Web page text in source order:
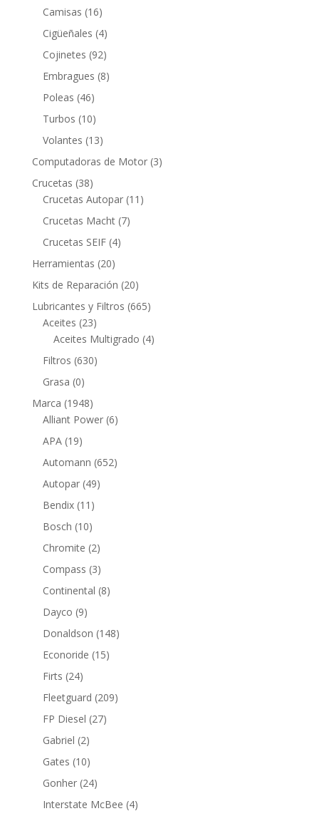
productos
Camisas 1616
productos
Cigüeñales 44
productos
Cojinetes 9292
productos
Embragues 88
Poleas 4646
productos
Turbos 1010
productos
Volantes 1313
productos
Computadoras de Motor 33
Crucetas 3838
productos
Crucetas Autopar 11 11
Crucetas Macht 77
Crucetas SEIF 44
Herramientas 2020
productos
Kits de Reparación 2020
productos
Lubricantes y Filtros 665665
Aceites 2323
productos
Aceites Multigrado 44
Filtros 630630
Grasa 00
productos
Marca 19481948
productos
Alliant Power 66
APA 1919
productos
Automann 652652
Autopar 4949
Bendix 11 11
productos
Bosch 1010
productos
Chromite 22
productos
Compass 33
productos
Continental 88
Dayco 99
productos
Donaldson 148148
Econoride 1515
Firts 2424
productos
Fleetguard 209209
FP Diesel 2727
Gabriel 22
productos
Gates 1010
productos
Gonher 2424
productos
Interstate McBee 44